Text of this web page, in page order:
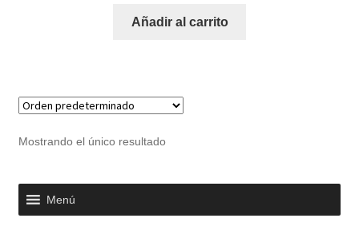
Añadir al carrito
Mostrando el único resultado
Menú